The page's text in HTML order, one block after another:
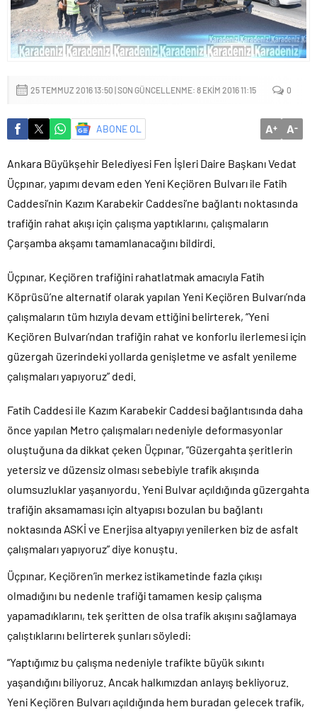
Başkan Altay: ‘Bosna Hersek Mahallemizdeki Fera Şubemizi
bu yıl itibariyle açmayı planlıyoruz’
25 TEMMUZ 2016 13:50 | SON GÜNCELLENME: 8 EKIM 2016 11:15 0
ABONE OL A+ A-
Ankara Büyükşehir Belediyesi Fen İşleri Daire Başkanı Vedat
Üçpınar, yapımı devam eden Yeni Keçiören Bulvarı ile Fatih
Caddesi’nin Kazım Karabekir Caddesi’ne bağlantı noktasında
trafiğin rahat akışı için çalışma yaptıklarını, çalışmaların
Çarşamba akşamı tamamlanacağını bildirdi.
Üçpınar, Keçiören trafiğini rahatlatmak amacıyla Fatih
Köprüsü’ne alternatif olarak yapılan Yeni Keçiören Bulvarı’nda
çalışmaların tüm hızıyla devam ettiğini belirterek, “Yeni
Keçiören Bulvarı’ndan trafiğin rahat ve konforlu ilerlemesi için
güzergah üzerindeki yollarda genişletme ve asfalt yenileme
çalışmaları yapıyoruz” dedi.
Fatih Caddesi ile Kazım Karabekir Caddesi bağlantısında daha
önce yapılan Metro çalışmaları nedeniyle deformasyonlar
oluştuğuna da dikkat çeken Üçpınar, “Güzergahta şeritlerin
yetersiz ve düzensiz olması sebebiyle trafik akışında
olumsuzluklar yaşanıyordu. Yeni Bulvar açıldığında güzergahta
trafiğin aksamaması için altyapısı bozulan bu bağlantı
noktasında ASKİ ve Enerjisa altyapıyı yenilerken biz de asfalt
çalışmaları yapıyoruz” diye konuştu.
Üçpınar, Keçiören’in merkez istikametinde fazla çıkışı
olmadığını bu nedenle trafiği tamamen kesip çalışma
yapamadıklarını, tek şeritten de olsa trafik akışını sağlamaya
çalıştıklarını belirterek şunları söyledi:
“Yaptığımız bu çalışma nedeniyle trafikte büyük sıkıntı
yaşandığını biliyoruz. Ancak halkımızdan anlayış bekliyoruz.
Yeni Keçiören Bulvarı açıldığında hem buradan gelecek trafik,